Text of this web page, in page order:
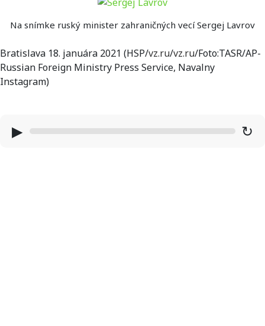
Na snímke ruský minister zahraničných vecí Sergej Lavrov
Bratislava 18. januára 2021 (HSP/vz.ru/vz.ru/Foto:TASR/AP-
Russian Foreign Ministry Press Service, Navalny
Instagram)
▶ ↻